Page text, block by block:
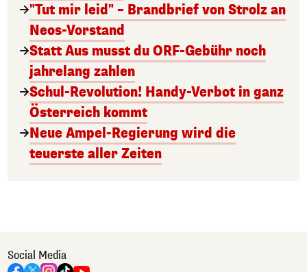
"Tut mir leid" – Brandbrief von Strolz an
Neos-Vorstand
Statt Aus musst du ORF-Gebühr noch
jahrelang zahlen
Schul-Revolution! Handy-Verbot in ganz
Österreich kommt
Neue Ampel-Regierung wird die
teuerste aller Zeiten
Social Media